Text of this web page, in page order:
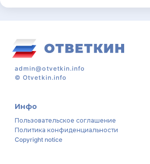
admin@otvetkin.info
©Otvetkin.info
Инфо
Пользовательское соглашение
Политика конфиденциальности
Copyright notice